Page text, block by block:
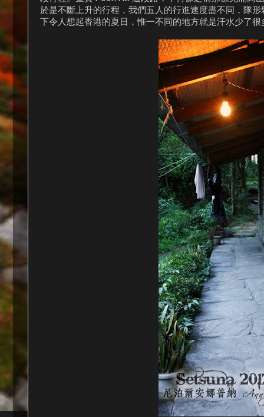
於是不斷上升的行程，我們五人的行進速度盡不同，隊
下令人想起香港的夏日，惟一不同的地方就是汗水少了